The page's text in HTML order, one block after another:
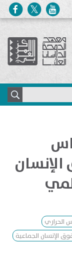
الحراري
الإنسان الجماعية